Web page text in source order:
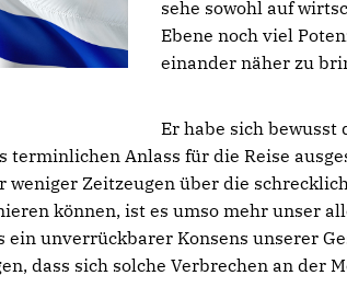
sehe sowohl auf
Ebene noch viel
einander näher zu
Er habe sich bewusst
terminlichen Anlass für die Reise
weniger Zeitzeugen über die
können, ist es umso mehr unser
ein unverrückbarer Konsens unserer
dass sich solche Verbrechen an der